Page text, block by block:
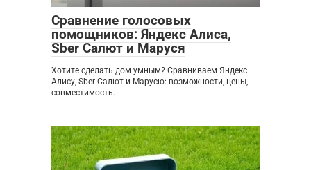
Сравнение голосовых
помощников: Яндекс Алиса,
Sber Салют и Маруся
Хотите сделать дом умным? Сравниваем Яндекс
Алису, Sber Салют и Марусю: возможности, цены,
совместимость.